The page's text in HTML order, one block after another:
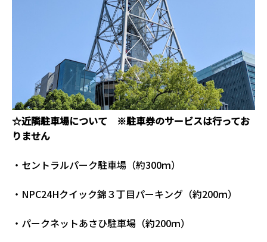
☆近隣駐車場について ※駐車券のサービスは行ってお
りません
・セントラルパーク駐車場（約300ｍ）
・NPC24Hクイック錦３丁目パーキング（約200ｍ）
・パークネットあさひ駐車場（約200ｍ）